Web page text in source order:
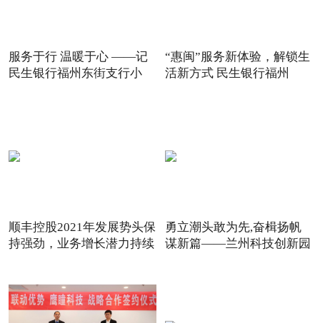
服务于行 温暖于心 ——记
民生银行福州东街支行小
“惠闽”服务新体验，解锁生
活新方式 民生银行福州
顺丰控股2021年发展势头保
持强劲，业务增长潜力持续
勇立潮头敢为先,奋楫扬帆
谋新篇——兰州科技创新园